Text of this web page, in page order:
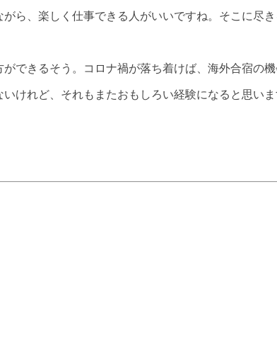
ら、楽しく仕事できる人がいいですね。そこに尽き
できるそう。コロナ禍が落ち着けば、海外合宿の機
けれど、それもまたおもしろい経験になると思いま